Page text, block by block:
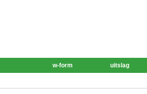
w-form uitslag